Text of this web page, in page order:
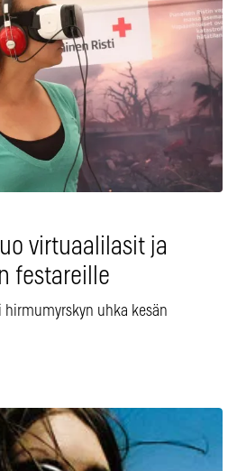
virtuaalilasit ja
festareille
hirmumyrskyn uhka kesän